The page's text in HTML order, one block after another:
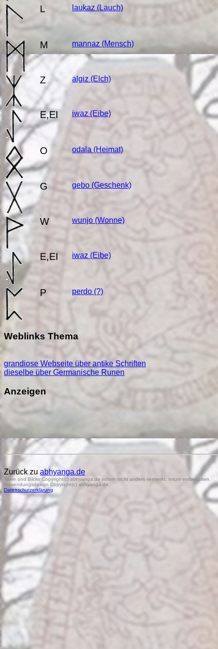
L laukaz (Lauch)
M mannaz (Mensch)
Z algiz (Elch)
E,EI iwaz (Eibe)
O odala (Heimat)
G gebo (Geschenk)
W wunjo (Wonne)
E,EI iwaz (Eibe)
P perdo (?)
Weblinks Thema
grandiose Webseite über antike Schriften
dieselbe über Germanische Runen
Anzeigen
Zurück zu abhyanga.de
Texte und Bilder Copyright(c) abhyanga.de sofern nicht anders vermerkt. Irrtum vorbehalten.
Anwendungsdesign Copyright(c) abhyanga.de.
Datenschutzerklärung